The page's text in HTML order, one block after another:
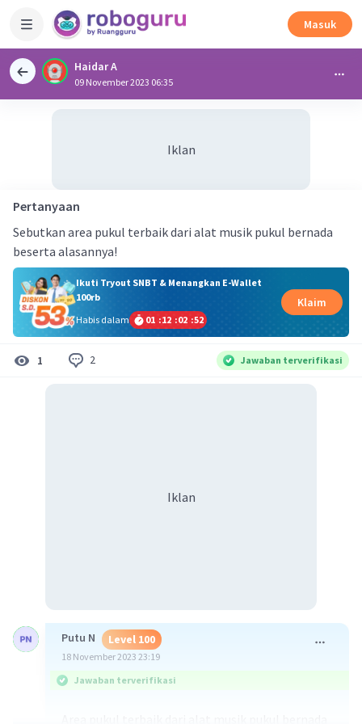
Masuk
Haidar A
09 November 2023 06:35
Iklan
Pertanyaan
Sebutkan area pukul terbaik dari alat musik pukul bernada
beserta alasannya!
Ikuti Tryout SNBT & Menangkan E-Wallet
100rb
Habis dalam
01 :12 :02 :51
Klaim
1 2 Jawaban terverifikasi
Iklan
Putu N Level 100
18 November 2023 23:19
Jawaban terverifikasi